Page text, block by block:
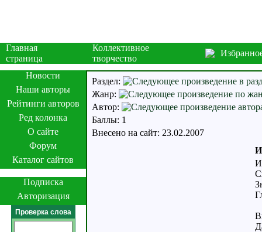
Главная
страница
Коллективное
творчество
Новости
Наши авторы
Рейтинги авторов
Ред колонка
О сайте
Форум
Каталог сайтов
Подписка
Авторизация
Проверка слова
Раздел:
Жанр:
Автор:
Баллы: 1
Внесено на сайт: 23.02.2007